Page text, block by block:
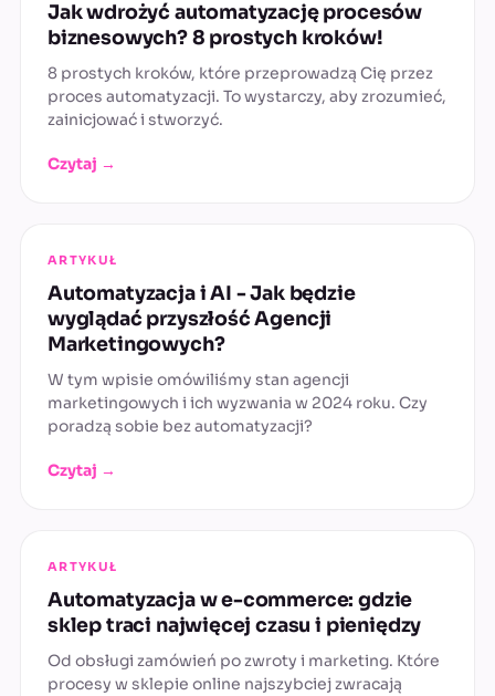
Jak wdrożyć automatyzację procesów
biznesowych? 8 prostych kroków!
8 prostych kroków, które przeprowadzą Cię przez
proces automatyzacji. To wystarczy, aby zrozumieć,
zainicjować i stworzyć.
Czytaj →
ARTYKUŁ
Automatyzacja i AI - Jak będzie
wyglądać przyszłość Agencji
Marketingowych?
W tym wpisie omówiliśmy stan agencji
marketingowych i ich wyzwania w 2024 roku. Czy
poradzą sobie bez automatyzacji?
Czytaj →
ARTYKUŁ
Automatyzacja w e-commerce: gdzie
sklep traci najwięcej czasu i pieniędzy
Od obsługi zamówień po zwroty i marketing. Które
procesy w sklepie online najszybciej zwracają